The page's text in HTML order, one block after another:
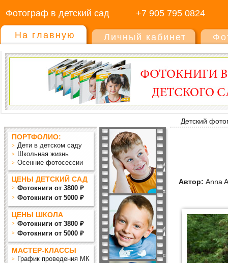
Фотограф в детский сад +7 905 795 0824
На главную Личный кабинет
Детский
ПОРТФОЛИО:
Дети в детском саду
Школьная жизнь
Осенние фотосессии
ЦЕНЫ ДЕТСКИЙ САД
Фотокниги от 3800 ₽
Фотокниги от 5000 ₽
ЦЕНЫ ШКОЛА
Фотокниги от 3800 ₽
Фотокниги от 5000 ₽
МАСТЕР-КЛАССЫ
График проведения МК
Автор: Anna